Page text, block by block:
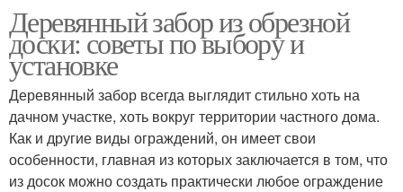
Деревянный забор из обрезной
доски: советы по выбору и
установке
Деревянный забор всегда выглядит стильно хоть на
дачном участке, хоть вокруг территории частного дома.
Как и другие виды ограждений, он имеет свои
особенности, главная из которых заключается в том, что
из досок можно создать практически любое ограждение